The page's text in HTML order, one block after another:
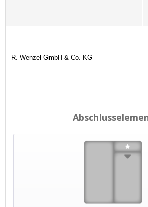
R. Wenzel GmbH & Co. KG